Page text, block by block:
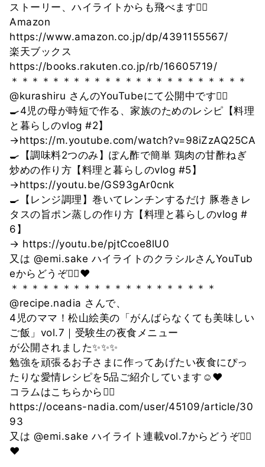
ストーリー、ハイライトからも飛べます🙇‍♀️
Amazon
https://www.amazon.co.jp/dp/4391155567/
楽天ブックス
https://books.rakuten.co.jp/rb/16605719/
＊＊＊＊＊＊＊＊＊＊＊＊＊＊＊＊＊＊＊＊＊＊＊
@kurashiru さんのYouTubeにて公開中です🙇‍♀️
🍳4児の母が時短で作る、家族のためのレシピ【料理
と暮らしのvlog #2】
→https://m.youtube.com/watch?v=98iZzAQ25CA
🍳【調味料2つのみ】ぽん酢で簡単 鶏肉の甘酢ねぎ
炒めの作り方【料理と暮らしのvlog #5】
→https://youtu.be/GS93gAr0cnk
🍳【レンジ調理】巻いてレンチンするだけ 豚巻きレ
タスの旨ポン蒸しの作り方【料理と暮らしのvlog #
6】
→ https://youtu.be/pjtCcoe8lU0
又は @emi.sake ハイライトのクラシルさんYouTub
eからどうぞ🙇‍♀️❤️
＊＊＊＊＊＊＊＊＊＊＊＊＊＊＊＊＊＊＊＊
@recipe.nadia さんで、
4児のママ！松山絵美の「がんばらなくても美味しい
ご飯」vol.7｜受験生の夜食メニュー
が公開されました✨✨✨
勉強を頑張るお子さまに作ってあげたい夜食にぴっ
たりな愛情レシピを5品ご紹介しています☺️❤️
コラムはこちらから💁‍♀️
https://oceans-nadia.com/user/45109/article/30
93
又は @emi.sake ハイライト連載vol.7からどうぞ🙇‍♀️
❤️